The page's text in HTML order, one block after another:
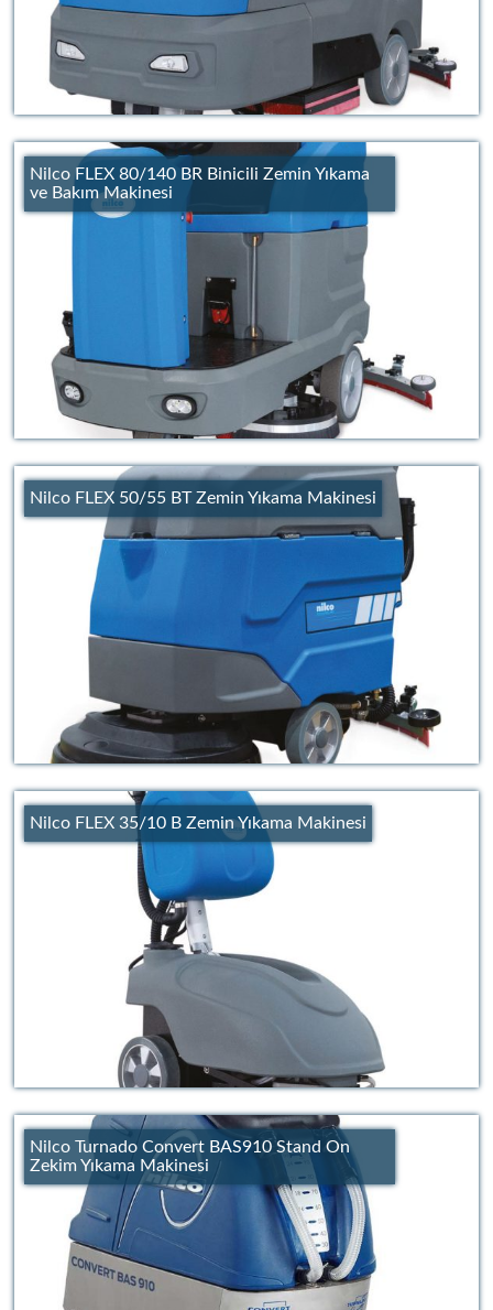
Nilco FLEX 80/140 BR Binicili Zemin Yıkama
ve Bakım Makinesi
Nilco FLEX 50/55 BT Zemin Yıkama Makinesi
Nilco FLEX 35/10 B Zemin Yıkama Makinesi
Nilco Turnado Convert BAS910 Stand On
Zekim Yıkama Makinesi